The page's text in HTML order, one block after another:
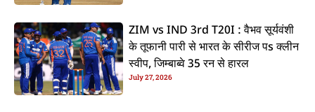
ZIM vs IND 3rd T20I : वैभव सूर्यवंशी
के तूफानी पारी से भारत के सीरीज पs क्लीन
स्वीप, जिम्बाब्वे 35 रन से हारल
July 27, 2026